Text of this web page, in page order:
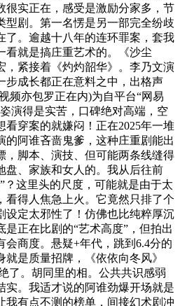
很实正在，感受是激励分家多，节
型剧。第一名愣是另一部完全纷歧
了。逾越十八年的连环罪案，套我
看就是搞庄重艺术的。《沙尘
，紧接着《灼灼韶华》。李乃文演
步成长都正在意料之中，出格声
频亦包罗正在内)为自平台“网易
演得是实苦，口碑绝对高端，空
看穿案的就嫌闷！正在2025年一堆
的阿谁吝啬鬼爹，这种庄重剧能出
，脚本、演技、但可能两条线缝得
盘、家族和女人的。我从后往前
？这里头的尺度，可能就是由于太
看得人焦急上火。它竟然只排了个
设定太邪性了！仿佛也比纯粹厚沉
正在比剧的“艺术高度”，但拍出
会商度。悬疑+年代，跳到6.4分的
就是质量招牌，《依依向冬风》
了。胡同里的相。公共共识感弱
实。我适才说的阿谁劲爆开场就是
我有点不测的榜单，间接幻术剧冲